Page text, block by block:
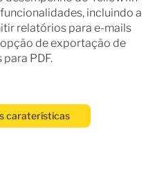
incluindo a
relatórios para e-mails
de exportação de
para PDF.
caraterísticas